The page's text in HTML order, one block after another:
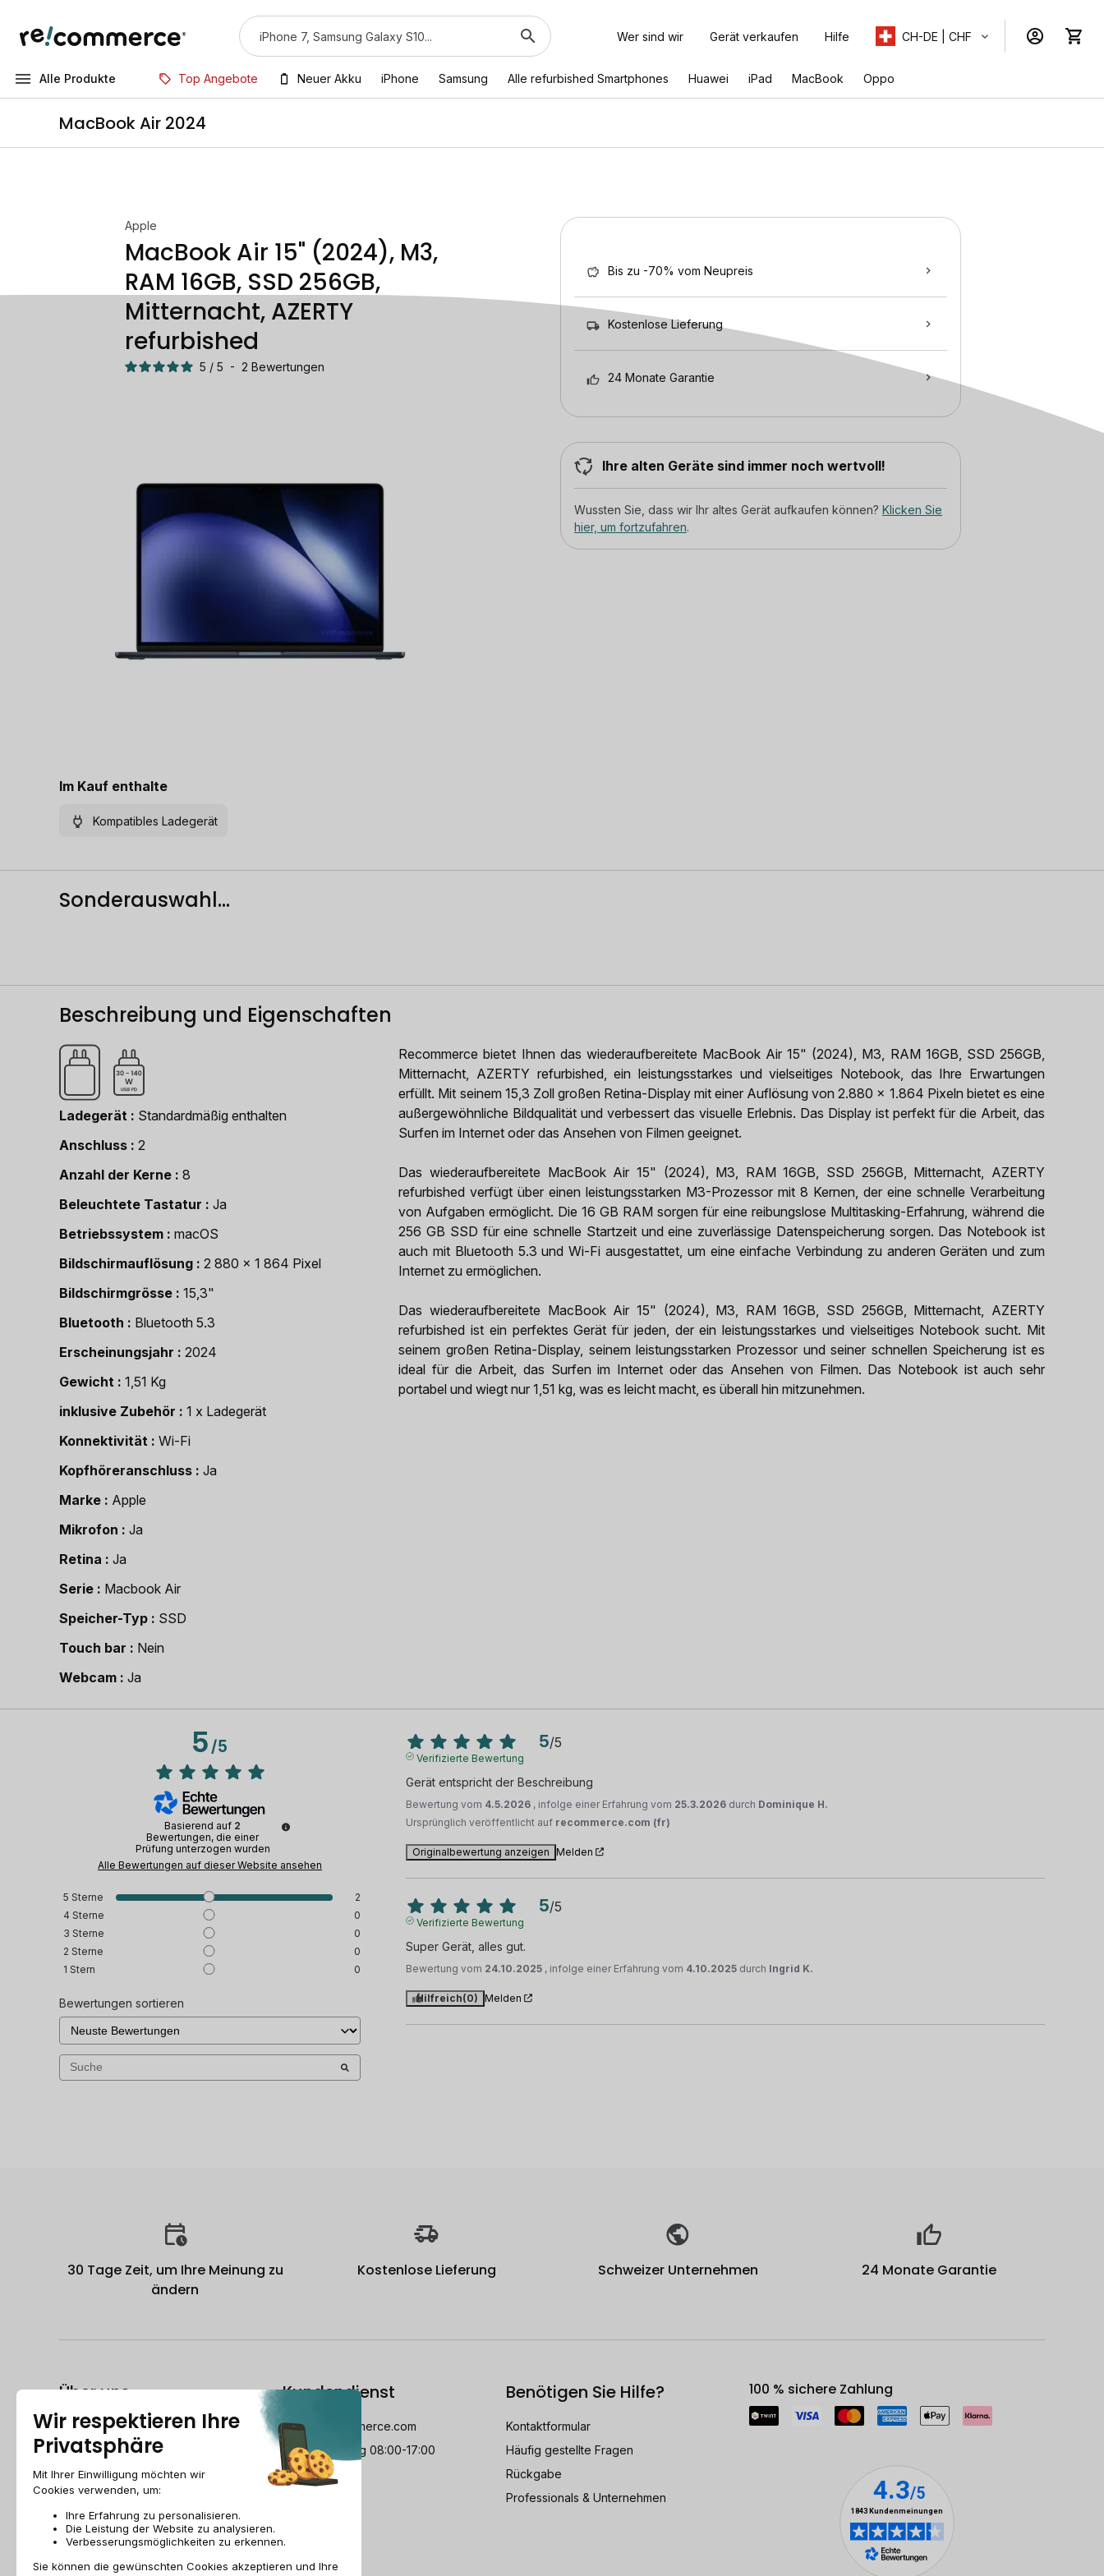
Wer sind wir Gerät verkaufen Hilfe CH-DE | CHF
Alle Produkte Top Angebote Neuer Akku iPhone Samsung Alle refurbished Smartphones Huawei iPad MacBook Oppo
MacBook Air 2024
Apple
MacBook Air 15" (2024), M3,
RAM 16GB, SSD 256GB,
Mitternacht, AZERTY
refurbished
5 / 5 - 2 Bewertungen
Im Kauf enthalte
Kompatibles Ladegerät
Bis zu -70% vom Neupreis
Kostenlose Lieferung
24 Monate Garantie
Ihre alten Geräte sind immer noch wertvoll!
Wussten Sie, dass wir Ihr altes Gerät aufkaufen können? Klicken Sie
hier, um fortzufahren.
Sonderauswahl...
Beschreibung und Eigenschaften
Ladegerät
Standardmäßig enthalten
Anschluss
2
Anzahl der Kerne
8
Beleuchtete Tastatur
Ja
Betriebssystem
macOS
Bildschirmauflösung
2 880 x 1 864 Pixel
Bildschirmgrösse
15,3"
Bluetooth
Bluetooth 5.3
Erscheinungsjahr
2024
Gewicht
1,51 Kg
inklusive Zubehör
1 x Ladegerät
Konnektivität
Wi-Fi
Kopfhöreranschluss
Ja
Marke
Apple
Mikrofon
Ja
Retina
Ja
Serie
Macbook Air
Speicher-Typ
SSD
Touch bar
Nein
Webcam
Ja
Recommerce bietet Ihnen das wiederaufbereitete MacBook Air 15" (2024), M3, RAM 16GB, SSD 256GB,
Mitternacht, AZERTY refurbished, ein leistungsstarkes und vielseitiges Notebook, das Ihre Erwartungen
erfüllt. Mit seinem 15,3 Zoll großen Retina-Display mit einer Auflösung von 2.880 x 1.864 Pixeln bietet es eine
außergewöhnliche Bildqualität und verbessert das visuelle Erlebnis. Das Display ist perfekt für die Arbeit, das
Surfen im Internet oder das Ansehen von Filmen geeignet.
Das wiederaufbereitete MacBook Air 15" (2024), M3, RAM 16GB, SSD 256GB, Mitternacht, AZERTY
refurbished verfügt über einen leistungsstarken M3-Prozessor mit 8 Kernen, der eine schnelle Verarbeitung
von Aufgaben ermöglicht. Die 16 GB RAM sorgen für eine reibungslose Multitasking-Erfahrung, während die
256 GB SSD für eine schnelle Startzeit und eine zuverlässige Datenspeicherung sorgen. Das Notebook ist
auch mit Bluetooth 5.3 und Wi-Fi ausgestattet, um eine einfache Verbindung zu anderen Geräten und zum
Internet zu ermöglichen.
Das wiederaufbereitete MacBook Air 15" (2024), M3, RAM 16GB, SSD 256GB, Mitternacht, AZERTY
refurbished ist ein perfektes Gerät für jeden, der ein leistungsstarkes und vielseitiges Notebook sucht. Mit
seinem großen Retina-Display, seinem leistungsstarken Prozessor und seiner schnellen Speicherung ist es
ideal für die Arbeit, das Surfen im Internet oder das Ansehen von Filmen. Das Notebook ist auch sehr
portabel und wiegt nur 1,51 kg, was es leicht macht, es überall hin mitzunehmen.
5/5
Basierend auf 2
Bewertungen, die einer
Prüfung unterzogen wurden
Alle Bewertungen auf dieser Website ansehen
5 Sterne
2
4 Sterne
0
3 Sterne
0
2 Sterne
0
1 Stern 0
Bewertungen sortieren
5/5
Verifizierte Bewertung
Gerät entspricht der Beschreibung
Bewertung vom 4.5.2026 , infolge einer Erfahrung vom 25.3.2026 durch Dominique H.
Ursprünglich veröffentlicht auf recommerce.com (fr)
Originalbewertung anzeigen Melden
5/5
Verifizierte Bewertung
Super Gerät, alles gut.
Bewertung vom 24.10.2025 , infolge einer Erfahrung vom 4.10.2025 durch Ingrid K.
Hilfreich(0) Melden
30 Tage Zeit, um Ihre Meinung zu
ändern
Kostenlose Lieferung Schweizer Unternehmen 24 Monate Garantie
Über uns
Der Refurbished-Leitfaden
Wer ist Recommerce®?
Wie bereitet Recommerce® Swiss
Ihre Geräte wieder auf?
Recommerce group
Jobs
Kundendienst
dech@recommerce.com
Montag-Freitag 08:00-17:00
Benötigen Sie Hilfe?
Kontaktformular
Häufig gestellte Fragen
Rückgabe
Professionals & Unternehmen
100 % sichere Zahlung